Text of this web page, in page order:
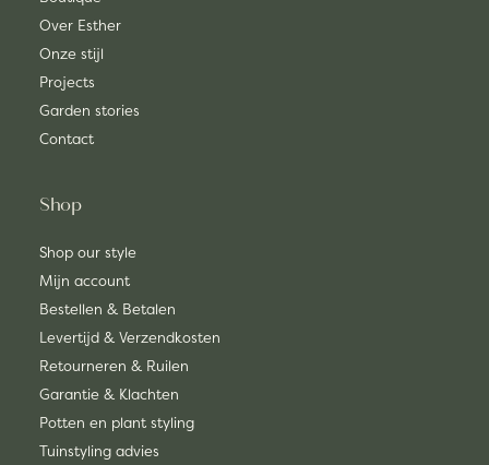
Over Esther
Onze stijl
Projects
Garden stories
Contact
Shop
Shop our style
Mijn account
Bestellen & Betalen
Levertijd & Verzendkosten
Retourneren & Ruilen
Garantie & Klachten
Potten en plant styling
Tuinstyling advies